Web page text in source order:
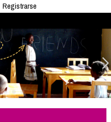
Registrarse